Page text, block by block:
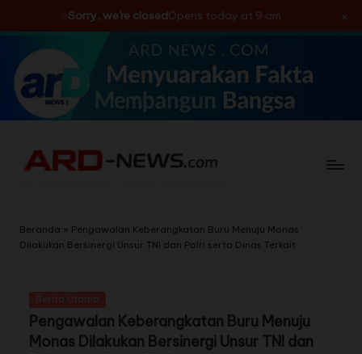
Sorry, we're closedOpens today at 9 am ×
Skip
content
Beranda » Pengawalan Keberangkatan Buru Menuju Monas
Dilakukan Bersinergi Unsur TNI dan Polri serta Dinas Terkait
Pengawalan Keberangkatan Buru Menuju
Monas Dilakukan Bersinergi Unsur TNI dan